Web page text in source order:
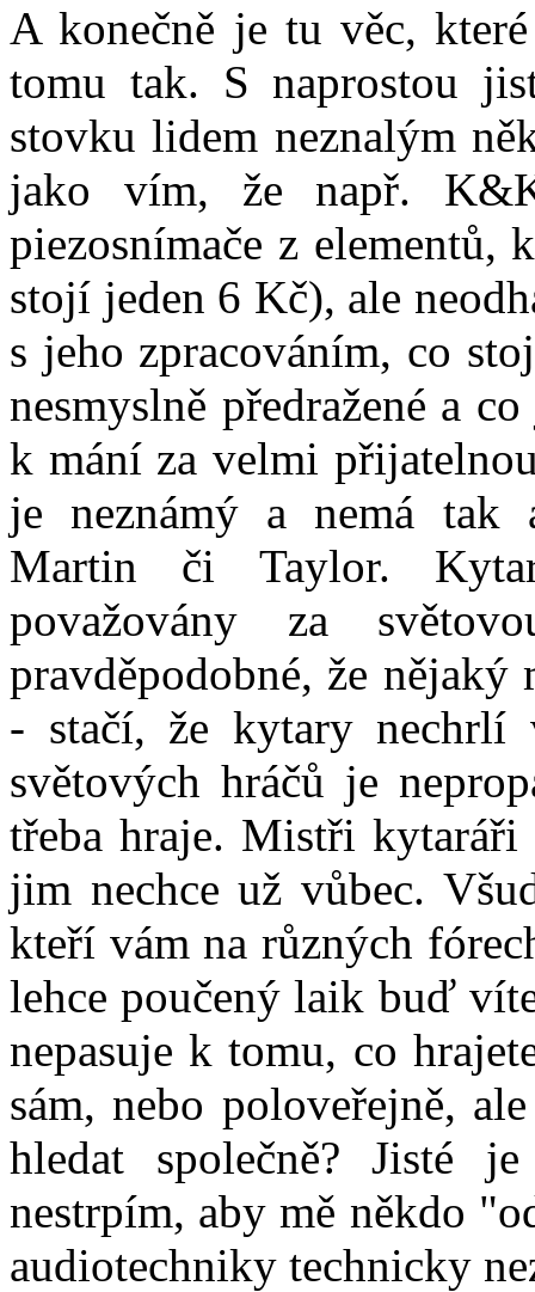
A konečně je tu věc,
tomu tak. S naprostou
stovku lidem neznalým
jako vím, že např.
piezosnímače z elementů,
stojí jeden 6 Kč), ale
s jeho zpracováním, co
nesmyslně předražené a
k mání za velmi
je neznámý a nemá tak
Martin či Taylor.
považovány za
pravděpodobné, že
- stačí, že kytary nechrlí
světových hráčů je
třeba hraje. Mistři
jim nechce už vůbec.
kteří vám na různých
lehce poučený laik buď
nepasuje k tomu, co
sám, nebo poloveřejně,
hledat společně? Jisté
nestrpím, aby mě někdo
audiotechniky technicky